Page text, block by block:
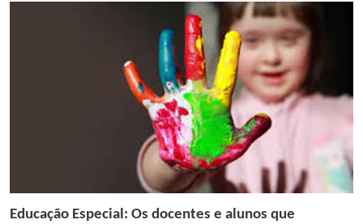
Educação Especial: Os docentes e alunos que